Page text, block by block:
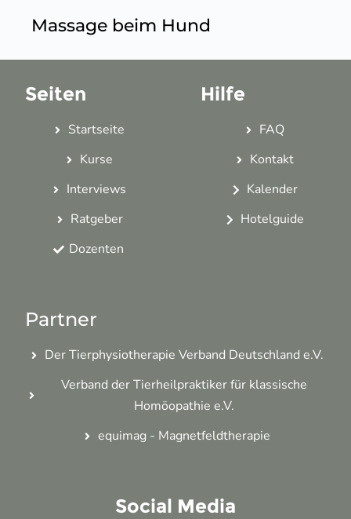
Massage beim Hund
Seiten
Startseite
Kurse
Interviews
Ratgeber
Dozenten
Hilfe
FAQ
Kontakt
Kalender
Hotelguide
Partner
Der Tierphysiotherapie Verband Deutschland e.V.
Verband der Tierheilpraktiker für klassische
Homöopathie e.V.
equimag - Magnetfeldtherapie
Social Media